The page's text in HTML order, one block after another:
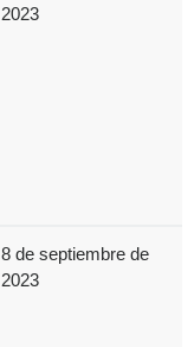
2023
8 de septiembre de
2023